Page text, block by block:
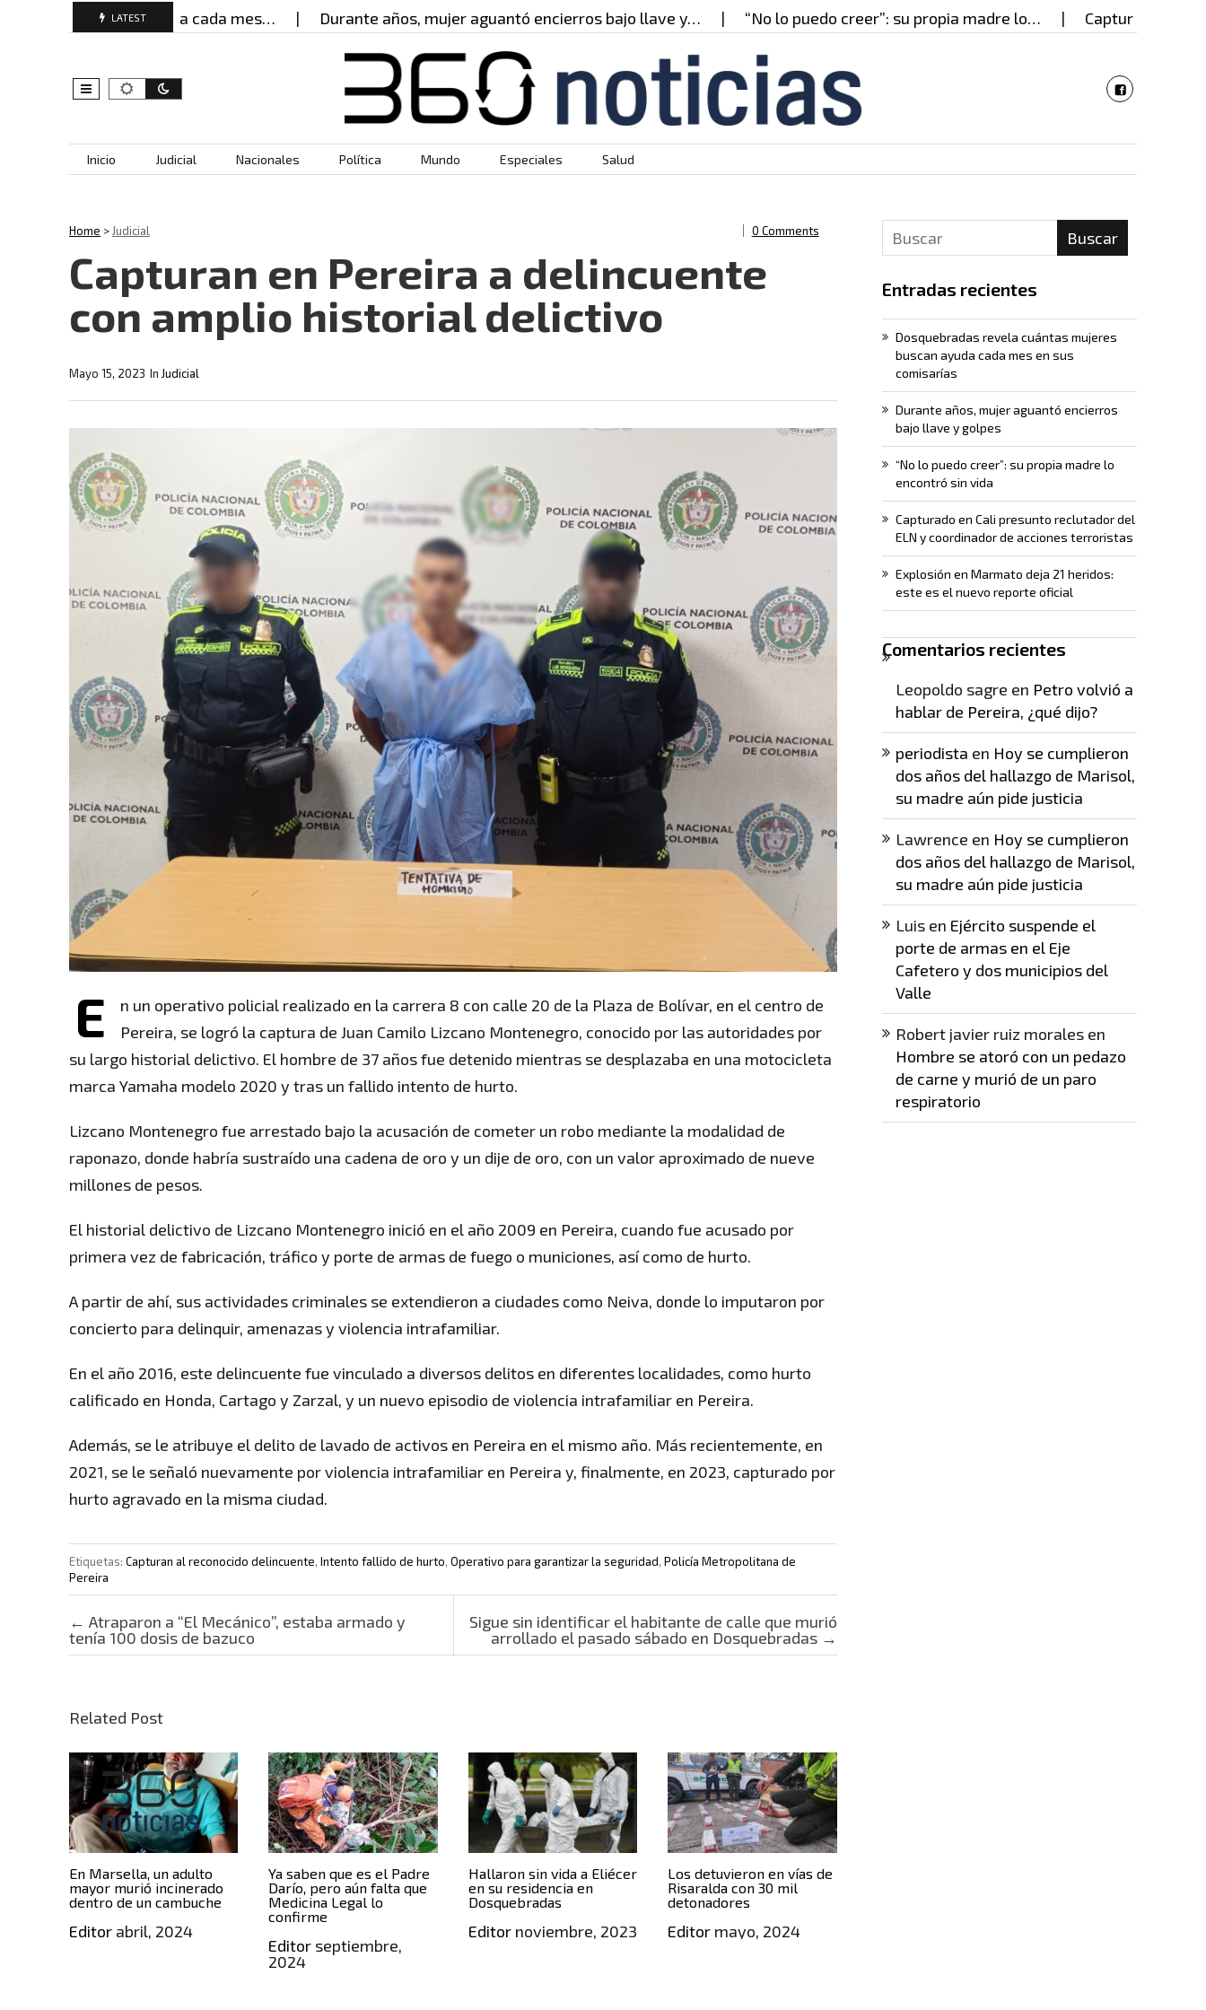
LATEST
buscan ayuda cada mes… Durante años, mujer aguantó encierros bajo llave y… “No lo puedo creer”: su propia madre lo… Capturado en Cali
Skip to content
Inicio Judicial Nacionales Política Mundo Especiales Salud
Home >Judicial 0 Comments
Capturan en Pereira a delincuente
con amplio historial delictivo
In Judicial
Mayo 15, 2023
E
n un operativo policial realizado en la carrera 8 con calle 20 de la Plaza de Bolívar, en el centro de
Pereira, se logró la captura de Juan Camilo Lizcano Montenegro, conocido por las autoridades por
su largo historial delictivo. El hombre de 37 años fue detenido mientras se desplazaba en una motocicleta
marca Yamaha modelo 2020 y tras un fallido intento de hurto.
Lizcano Montenegro fue arrestado bajo la acusación de cometer un robo mediante la modalidad de
raponazo, donde habría sustraído una cadena de oro y un dije de oro, con un valor aproximado de nueve
millones de pesos.
El historial delictivo de Lizcano Montenegro inició en el año 2009 en Pereira, cuando fue acusado por
primera vez de fabricación, tráfico y porte de armas de fuego o municiones, así como de hurto.
A partir de ahí, sus actividades criminales se extendieron a ciudades como Neiva, donde lo imputaron por
concierto para delinquir, amenazas y violencia intrafamiliar.
En el año 2016, este delincuente fue vinculado a diversos delitos en diferentes localidades, como hurto
calificado en Honda, Cartago y Zarzal, y un nuevo episodio de violencia intrafamiliar en Pereira.
Además, se le atribuye el delito de lavado de activos en Pereira en el mismo año. Más recientemente, en
2021, se le señaló nuevamente por violencia intrafamiliar en Pereira y, finalmente, en 2023, capturado por
hurto agravado en la misma ciudad.
Etiquetas: Capturan al reconocido delincuente, Intento fallido de hurto, Operativo para garantizar la seguridad, Policía Metropolitana de
Pereira
Post navigation
← Atraparon a “El Mecánico”, estaba armado y
tenía 100 dosis de bazuco
Sigue sin identificar el habitante de calle que murió
arrollado el pasado sábado en Dosquebradas →
Related Post
En Marsella, un adulto
mayor murió incinerado
dentro de un cambuche
Editor abril, 2024
Ya saben que es el Padre
Darío, pero aún falta que
Medicina Legal lo
confirme
Editor septiembre,
2024
Hallaron sin vida a Eliécer
en su residencia en
Dosquebradas
Editornoviembre, 2023
Los detuvieron en vías de
Risaralda con 30 mil
detonadores
Editor mayo, 2024
Buscar
Entradas recientes
Dosquebradas revela cuántas mujeres
buscan ayuda cada mes en sus
comisarías
Durante años, mujer aguantó encierros
bajo llave y golpes
“No lo puedo creer”: su propia madre lo
encontró sin vida
Capturado en Cali presunto reclutador del
ELN y coordinador de acciones terroristas
Explosión en Marmato deja 21 heridos:
este es el nuevo reporte oficial
Comentarios recientes
Leopoldo sagre en Petro volvió a
hablar de Pereira, ¿qué dijo?
periodista en Hoy se cumplieron
dos años del hallazgo de Marisol,
su madre aún pide justicia
Lawrence en Hoy se cumplieron
dos años del hallazgo de Marisol,
su madre aún pide justicia
Luisen Ejército suspende el
porte de armas en el Eje
Cafetero y dos municipios del
Valle
Robert javier ruiz moralesen
Hombre se atoró con un pedazo
de carne y murió de un paro
respiratorio